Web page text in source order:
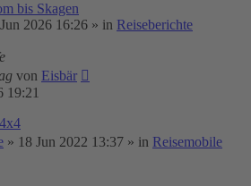
bis Skagen
2026 16:26 » in Reiseberichte
von Eisbär
19:21
» 18 Jun 2022 13:37 » in Reisemobile